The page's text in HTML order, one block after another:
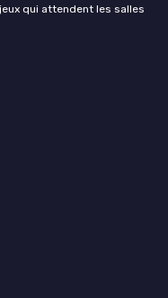
qui attendent les salles